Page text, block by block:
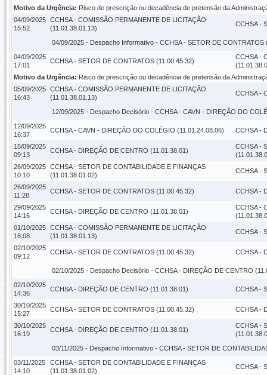
Motivo da Urgência: Risco de prescrição ou decadência de pretensão da
04/09/2025
15:52
CCHSA - COMISSÃO PERMANENTE DE LICITAÇÃO
(11.01.38.01.13)
CCHSA -
04/09/2025 - Despacho Informativo - CCHSA - SETOR DE CONTRATOS
04/09/2025
17:01
CCHSA - SETOR DE CONTRATOS (11.00.45.32)
CCHSA -
Motivo da Urgência: Risco de prescrição ou decadência de pretensão da
05/09/2025
16:43
CCHSA - COMISSÃO PERMANENTE DE LICITAÇÃO
(11.01.38.01.13)
CCHSA -
12/09/2025 - Despacho Decisório - CCHSA - CAVN - DIREÇÃO DO
12/09/2025
16:37
CCHSA - CAVN - DIREÇÃO DO COLÉGIO (11.01.24.08.06) CCHSA -
15/09/2025
09:13
CCHSA - DIREÇÃO DE CENTRO (11.01.38.01)
CCHSA -
26/09/2025
10:10
CCHSA - SETOR DE CONTABILIDADE E FINANÇAS
(11.01.38.01.02)
CCHSA -
26/09/2025
11:28
CCHSA - SETOR DE CONTRATOS (11.00.45.32) CCHSA -
29/09/2025
14:16
CCHSA - DIREÇÃO DE CENTRO (11.01.38.01)
CCHSA -
01/10/2025
16:08
CCHSA - COMISSÃO PERMANENTE DE LICITAÇÃO
(11.01.38.01.13)
CCHSA -
02/10/2025
09:12
CCHSA - SETOR DE CONTRATOS (11.00.45.32) CCHSA -
02/10/2025 - Despacho Decisório - CCHSA - DIREÇÃO DE CENTRO
02/10/2025
14:36
CCHSA - DIREÇÃO DE CENTRO (11.01.38.01) CCHSA -
30/10/2025
15:27
CCHSA - SETOR DE CONTRATOS (11.00.45.32) CCHSA -
30/10/2025
16:19
CCHSA - DIREÇÃO DE CENTRO (11.01.38.01)
CCHSA -
03/11/2025 - Despacho Informativo - CCHSA - SETOR DE
03/11/2025
14:10
CCHSA - SETOR DE CONTABILIDADE E FINANÇAS
(11.01.38.01.02)
CCHSA -